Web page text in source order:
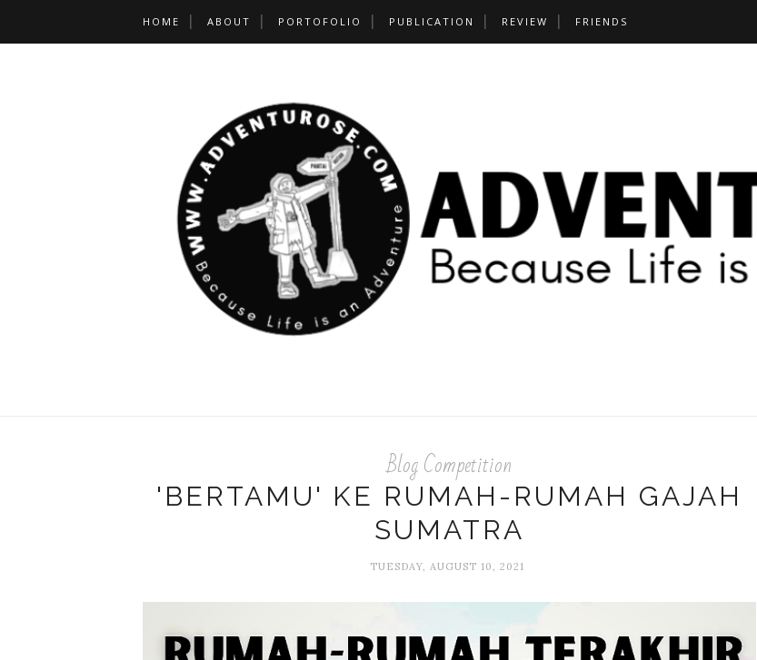
HOME ABOUT PORTOFOLIO PUBLICATION REVIEW FRIENDS
Blog Competition
'BERTAMU' KE RUMAH-RUMAH GAJAH
SUMATRA
TUESDAY, AUGUST 10, 2021